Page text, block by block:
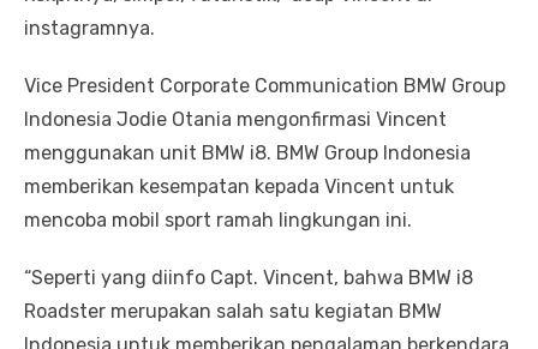
instagramnya.
Vice President Corporate Communication BMW Group
Indonesia Jodie Otania mengonfirmasi Vincent
menggunakan unit BMW i8. BMW Group Indonesia
memberikan kesempatan kepada Vincent untuk
mencoba mobil sport ramah lingkungan ini.
“Seperti yang diinfo Capt. Vincent, bahwa BMW i8
Roadster merupakan salah satu kegiatan BMW